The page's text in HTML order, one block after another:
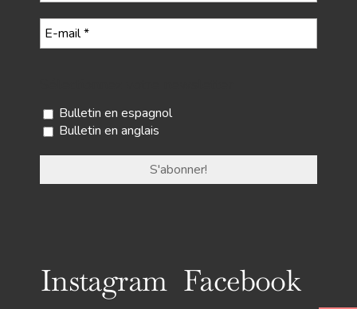
Bulletin en espagnol
Bulletin en anglais
Instagram Facebook